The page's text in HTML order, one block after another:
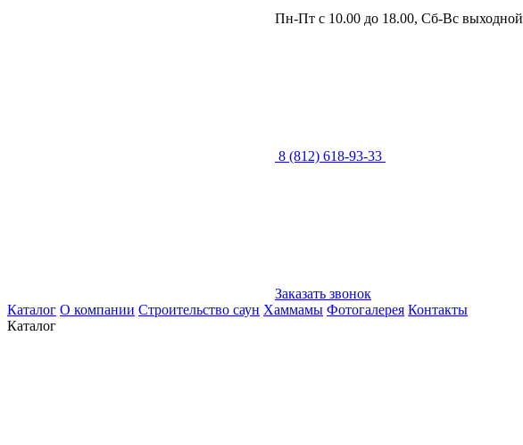
Пн-Пт с 10.00 до 18.00, Сб-Вс выходной
8 (812) 618-93-33
Заказать звонок
Каталог О компании Строительство саун Хаммамы Фотогалерея Контакты
Каталог